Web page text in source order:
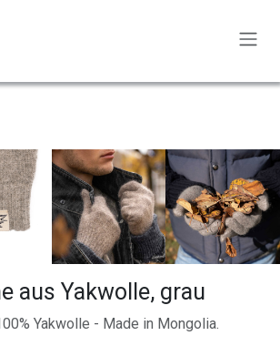
aus Yakwolle, grau
Yakwolle - Made in Mongolia.